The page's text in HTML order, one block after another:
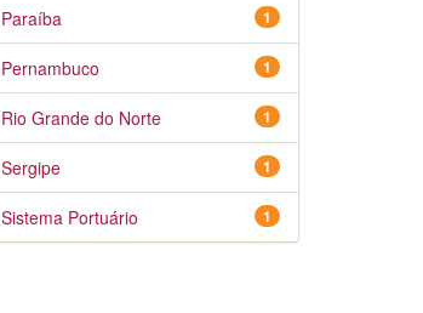
1
Paraíba
1
Pernambuco
1
Rio Grande do Norte
1
Sergipe
1
Sistema Portuário